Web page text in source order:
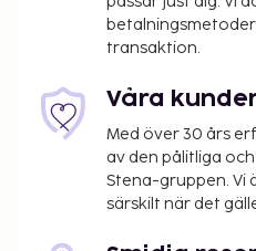
transaktion.
Våra
Med över 30 års
av den pålitliga
Stena-gruppen. Vi
särskilt när det